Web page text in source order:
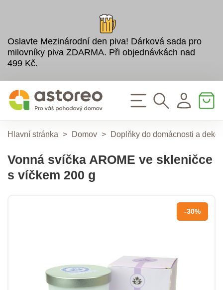
Oslavte Mezinárodní den piva! Dárková sada pro
milovníky piva ZDARMA. Při objednávkách nad
499 Kč.
Hlavní stránka > Domov > Doplňky do domácnosti a
Vonná svíčka AROME ve skleničce
s víčkem 200 g
-30%